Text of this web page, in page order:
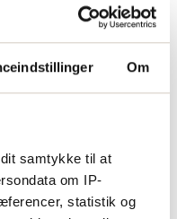
Om
samtykke til at
om IP-
statistik og